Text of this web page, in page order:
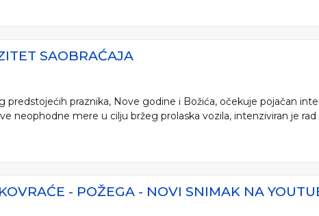
SAOBRAĆAJA
predstojećih praznika, Nove godine i Božića, očekuje pojačan
neophodne mere u cilju bržeg prolaska vozila, intenziviran je rad
- POŽEGA - NOVI SNIMAK NA